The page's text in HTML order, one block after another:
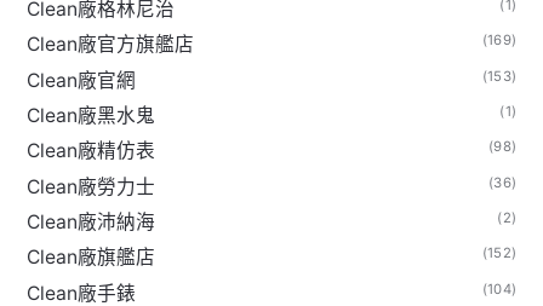
Clean廠格林尼治 (1)
Clean廠官方旗艦店 (169)
Clean廠官網 (153)
Clean廠黑水鬼 (1)
Clean廠精仿表 (98)
Clean廠勞力士 (36)
Clean廠沛納海 (2)
Clean廠旗艦店 (152)
Clean廠手錶 (104)